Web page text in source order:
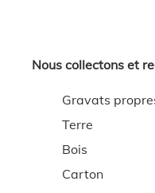
Nous collectons et
Gravats
Terre
Bois
Carton